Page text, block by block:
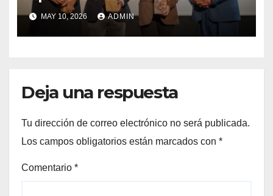
lanzamiento del
Preuniversitario Brotes 2026
MAY 10, 2026 ADMIN
Deja una respuesta
Tu dirección de correo electrónico no será publicada.
Los campos obligatorios están marcados con *
Comentario *